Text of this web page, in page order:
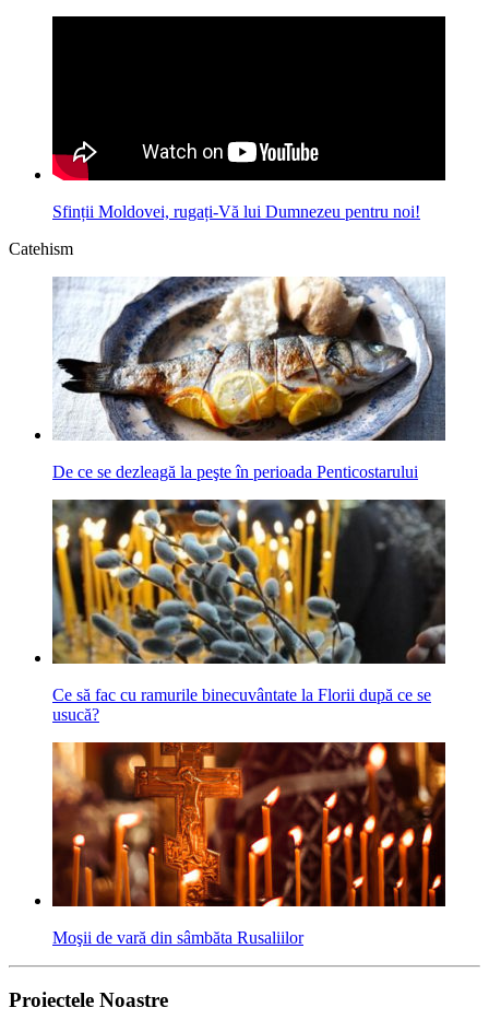
Sfinții Moldovei, rugați-Vă lui Dumnezeu pentru noi!
Catehism
De ce se dezleagă la peşte în perioada Penticostarului
Ce să fac cu ramurile binecuvântate la Florii după ce se
usucă?
Moşii de vară din sâmbăta Rusaliilor
Proiectele Noastre